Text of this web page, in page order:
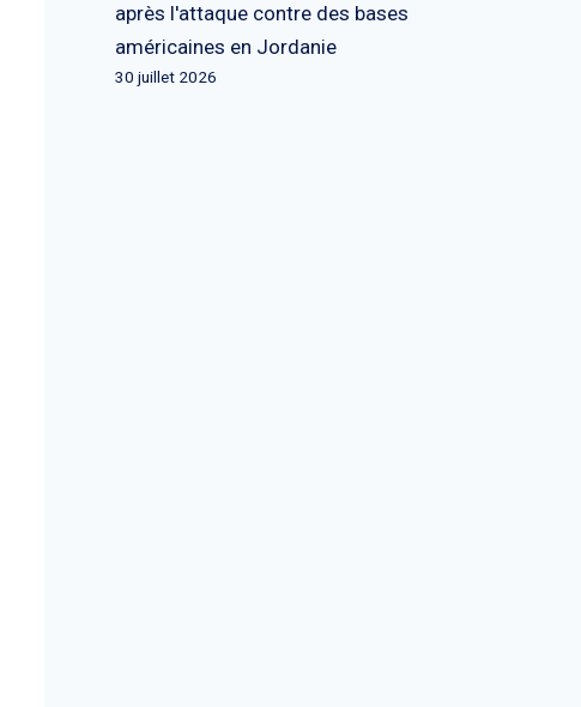
après l'attaque contre des bases
américaines en Jordanie
30 juillet 2026